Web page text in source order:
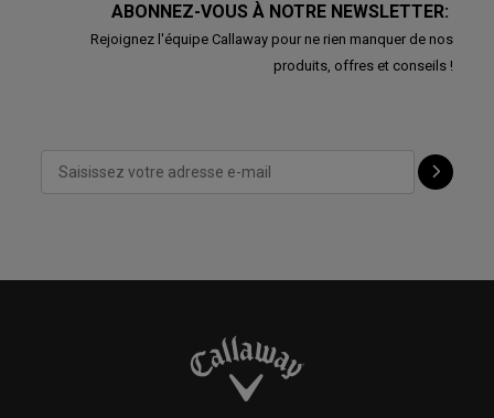
ABONNEZ-VOUS À NOTRE NEWSLETTER:
Rejoignez l'équipe Callaway pour ne rien manquer de nos
produits, offres et conseils !